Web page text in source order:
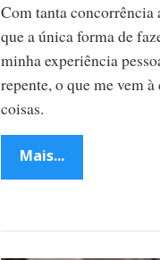
Com tanta concorrência
que a única forma de
minha experiência
repente, o que me vem à
coisas.
Mais...